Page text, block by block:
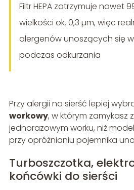
Filtr HEPA zatrzymuje nawet
wielkości ok. 0,3 µm, więc
alergenów unoszących się
podczas odkurzania
Przy alergii na sierść lepiej
workowy, w którym zamykasz
jednorazowym worku, niż
przy opróżnianiu pojemnika
Turboszczotka,
końcówki do sierści